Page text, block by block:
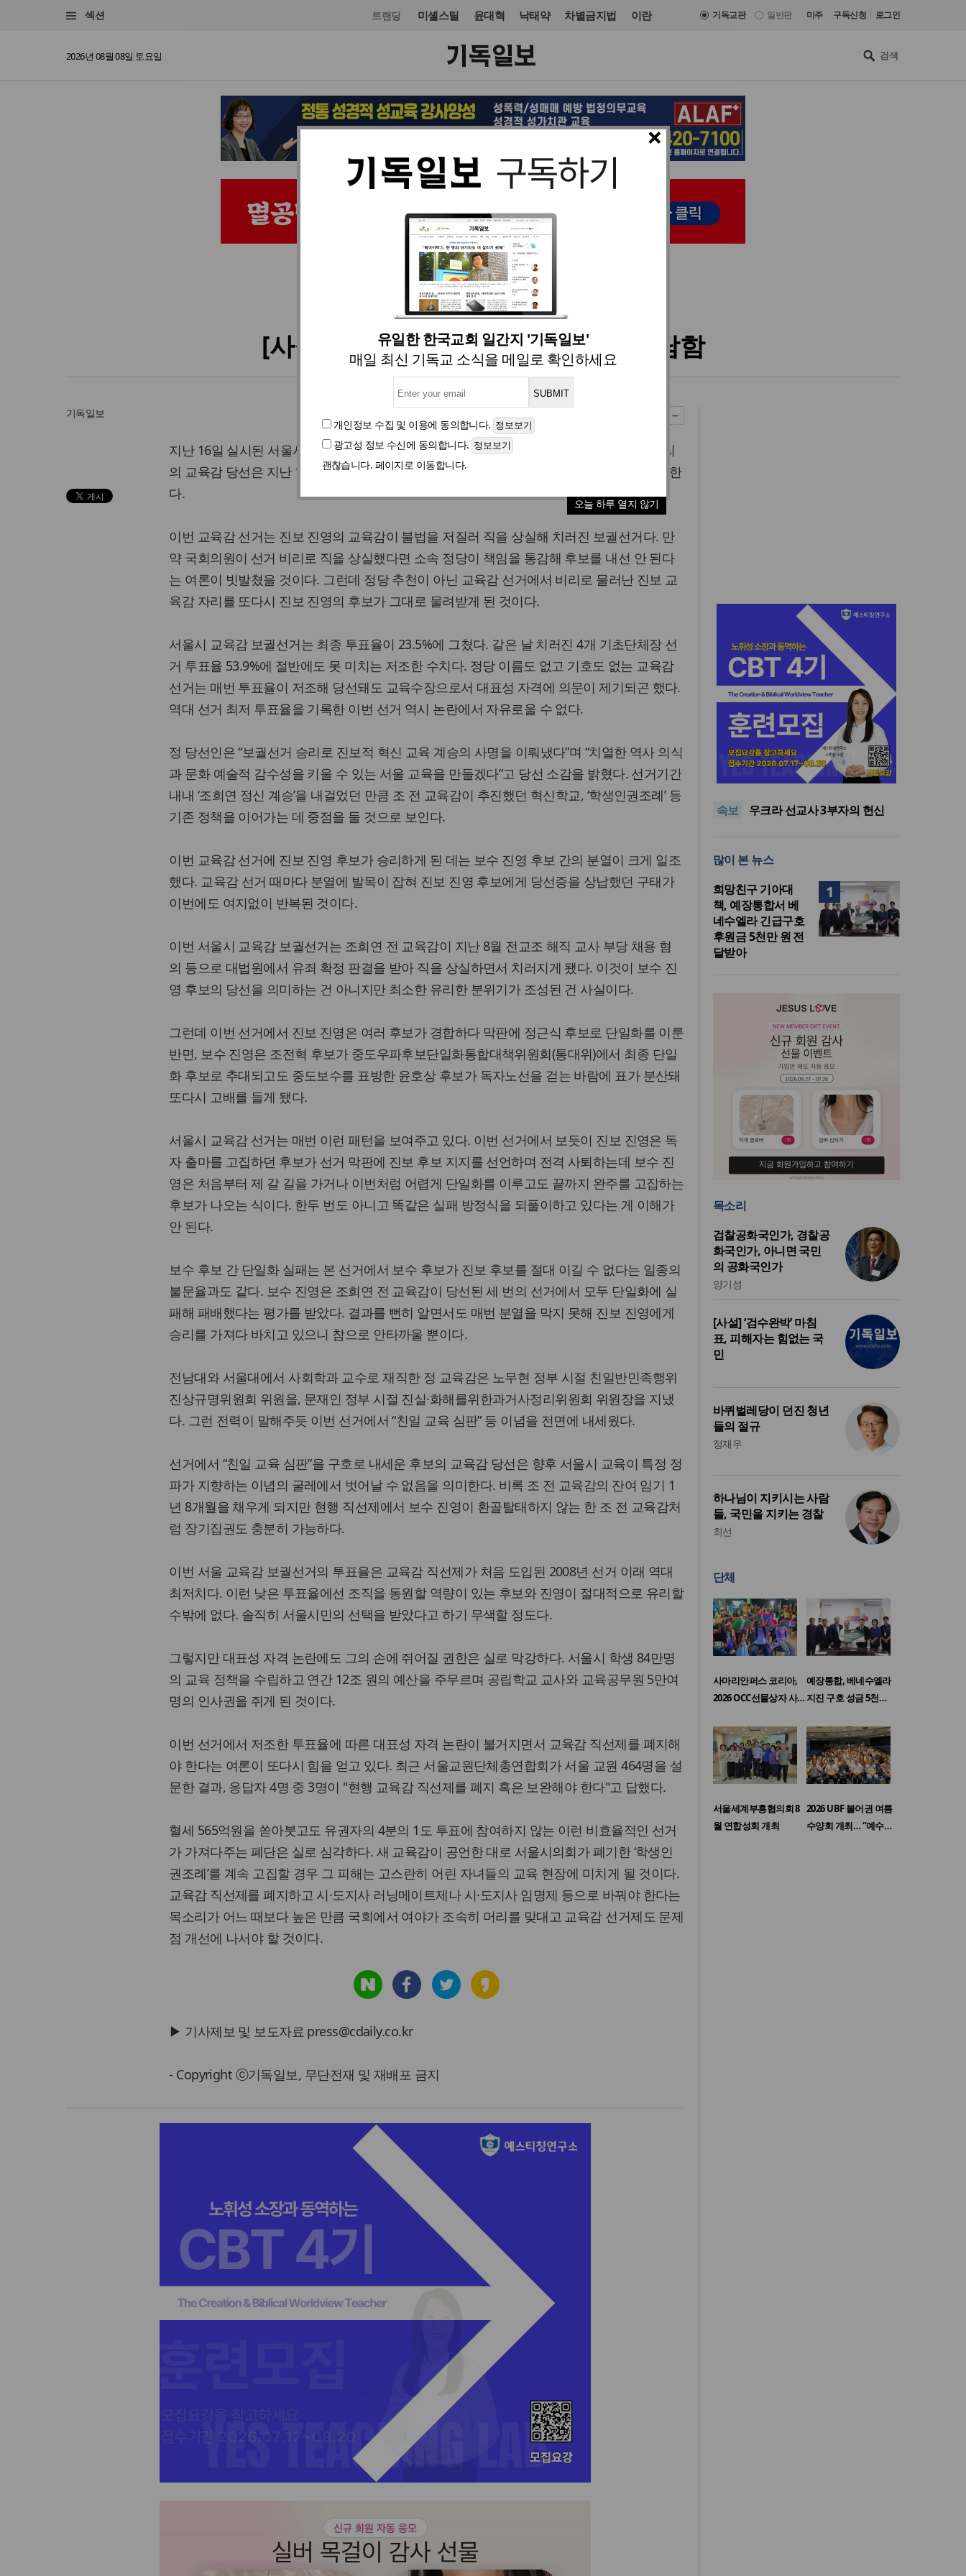
섹션 트랜딩 미셸스틸 윤대혁 낙태약 차별금지법 이란 기독교판 일반판 미주 구독신청 로그인
2026년 08월 08일 토요일
×
유일한 한국교회 일간지 '기독일보'
매일 최신 기독교 소식을 메일로 확인하세요
개인정보 수집 및 이용에 동의합니다.
광고성 정보 수신에 동의합니다.
괜찮습니다. 페이지로 이동합니다.
오늘 하루 열지 않기
오피니언·칼럼 사설 입력 2024. 10. 18 06:59
[사설] 보수 분열이 가져온 결과의 참담함
기독일보
지난 16일 실시된 서울시 교육감 보궐선거에서 진보 단일후보인 정근식 씨가 당선됐다. 정 씨
의 교육감 당선은 지난 10년간 서울시 교육을 주도해 온 진보 색채가 계속 이어지게 된 걸 뜻한
다.
이번 교육감 선거는 진보 진영의 교육감이 불법을 저질러 직을 상실해 치러진 보궐선거다. 만
약 국회의원이 선거 비리로 직을 상실했다면 소속 정당이 책임을 통감해 후보를 내선 안 된다
는 여론이 빗발쳤을 것이다. 그런데 정당 추천이 아닌 교육감 선거에서 비리로 물러난 진보 교
육감 자리를 또다시 진보 진영의 후보가 그대로 물려받게 된 것이다.
서울시 교육감 보궐선거는 최종 투표율이 23.5%에 그쳤다. 같은 날 치러진 4개 기초단체장 선
거 투표율 53.9%에 절반에도 못 미치는 저조한 수치다. 정당 이름도 없고 기호도 없는 교육감
선거는 매번 투표율이 저조해 당선돼도 교육수장으로서 대표성 자격에 의문이 제기되곤 했다.
역대 선거 최저 투표율을 기록한 이번 선거 역시 논란에서 자유로울 수 없다.
정 당선인은 “보궐선거 승리로 진보적 혁신 교육 계승의 사명을 이뤄냈다”며 “치열한 역사 의식
과 문화 예술적 감수성을 키울 수 있는 서울 교육을 만들겠다”고 당선 소감을 밝혔다. 선거기간
내내 ‘조희연 정신 계승’을 내걸었던 만큼 조 전 교육감이 추진했던 혁신학교, ‘학생인권조례’ 등
기존 정책을 이어가는 데 중점을 둘 것으로 보인다.
이번 교육감 선거에 진보 진영 후보가 승리하게 된 데는 보수 진영 후보 간의 분열이 크게 일조
했다. 교육감 선거 때마다 분열에 발목이 잡혀 진보 진영 후보에게 당선증을 상납했던 구태가
이번에도 여지없이 반복된 것이다.
이번 서울시 교육감 보궐선거는 조희연 전 교육감이 지난 8월 전교조 해직 교사 부당 채용 혐
의 등으로 대법원에서 유죄 확정 판결을 받아 직을 상실하면서 치러지게 됐다. 이것이 보수 진
영 후보의 당선을 의미하는 건 아니지만 최소한 유리한 분위기가 조성된 건 사실이다.
그런데 이번 선거에서 진보 진영은 여러 후보가 경합하다 막판에 정근식 후보로 단일화를 이룬
반면, 보수 진영은 조전혁 후보가 중도우파후보단일화통합대책위원회(통대위)에서 최종 단일
화 후보로 추대되고도 중도보수를 표방한 윤호상 후보가 독자노선을 걷는 바람에 표가 분산돼
또다시 고배를 들게 됐다.
서울시 교육감 선거는 매번 이런 패턴을 보여주고 있다. 이번 선거에서 보듯이 진보 진영은 독
자 출마를 고집하던 후보가 선거 막판에 진보 후보 지지를 선언하며 전격 사퇴하는데 보수 진
영은 처음부터 제 갈 길을 가거나 이번처럼 어렵게 단일화를 이루고도 끝까지 완주를 고집하는
후보가 나오는 식이다. 한두 번도 아니고 똑같은 실패 방정식을 되풀이하고 있다는 게 이해가
안 된다.
보수 후보 간 단일화 실패는 본 선거에서 보수 후보가 진보 후보를 절대 이길 수 없다는 일종의
불문율과도 같다. 보수 진영은 조희연 전 교육감이 당선된 세 번의 선거에서 모두 단일화에 실
패해 패배했다는 평가를 받았다. 결과를 뻔히 알면서도 매번 분열을 막지 못해 진보 진영에게
승리를 가져다 바치고 있으니 참으로 안타까울 뿐이다.
전남대와 서울대에서 사회학과 교수로 재직한 정 교육감은 노무현 정부 시절 친일반민족행위
진상규명위원회 위원을, 문재인 정부 시절 진실·화해를위한과거사정리위원회 위원장을 지냈
다. 그런 전력이 말해주듯 이번 선거에서 “친일 교육 심판” 등 이념을 전면에 내세웠다.
선거에서 “친일 교육 심판”을 구호로 내세운 후보의 교육감 당선은 향후 서울시 교육이 특정 정
파가 지향하는 이념의 굴레에서 벗어날 수 없음을 의미한다. 비록 조 전 교육감의 잔여 임기 1
년 8개월을 채우게 되지만 현행 직선제에서 보수 진영이 환골탈태하지 않는 한 조 전 교육감처
럼 장기집권도 충분히 가능하다.
이번 서울 교육감 보궐선거의 투표율은 교육감 직선제가 처음 도입된 2008년 선거 이래 역대
최저치다. 이런 낮은 투표율에선 조직을 동원할 역량이 있는 후보와 진영이 절대적으로 유리할
수밖에 없다. 솔직히 서울시민의 선택을 받았다고 하기 무색할 정도다.
그렇지만 대표성 자격 논란에도 그의 손에 쥐어질 권한은 실로 막강하다. 서울시 학생 84만명
의 교육 정책을 수립하고 연간 12조 원의 예산을 주무르며 공립학교 교사와 교육공무원 5만여
명의 인사권을 쥐게 된 것이다.
이번 선거에서 저조한 투표율에 따른 대표성 자격 논란이 불거지면서 교육감 직선제를 폐지해
야 한다는 여론이 또다시 힘을 얻고 있다. 최근 서울교원단체총연합회가 서울 교원 464명을 설
문한 결과, 응답자 4명 중 3명이 "현행 교육감 직선제를 폐지 혹은 보완해야 한다"고 답했다.
혈세 565억원을 쏟아붓고도 유권자의 4분의 1도 투표에 참여하지 않는 이런 비효율적인 선거
가 가져다주는 폐단은 실로 심각하다. 새 교육감이 공언한 대로 서울시의회가 폐기한 ‘학생인
권조례’를 계속 고집할 경우 그 피해는 고스란히 어린 자녀들의 교육 현장에 미치게 될 것이다.
교육감 직선제를 폐지하고 시·도지사 러닝메이트제나 시·도지사 임명제 등으로 바꿔야 한다는
목소리가 어느 때보다 높은 만큼 국회에서 여야가 조속히 머리를 맞대고 교육감 선거제도 문제
점 개선에 나서야 할 것이다.
▶ 기사제보 및 보도자료 press@cdaily.co.kr
- Copyright ⓒ기독일보, 무단전재 및 재배포 금지
속보
인도 마하라슈트라주 개종 금
지법 시행… 기독교계 강력 반
올리벳대학교, 120만 평 리버사
인… 장기 개발 기반 확보
한인 목회자 석방돼
우크라 선교사 3부자의 헌신
지법 시행… 기독교계 강력 반
올리벳대학교, 120만 평 리버사
이드 대학 캠퍼스 영구 사용 승
인… 장기 개발 기반 확보
많이 본 뉴스
1
희망친구 기아대
책, 예장통합서 베
네수엘라 긴급구호
후원금 5천만 원 전
달받아
목소리
검찰공화국인가, 경찰공
화국인가, 아니면 국민
의 공화국인가
양기성
[사설] ‘검수완박’ 마침
표, 피해자는 힘없는 국
민
바퀴벌레당이 던진 청년
들의 절규
정재우
하나님이 지키시는 사람
들, 국민을 지키는 경찰
최선
단체
사마리안퍼스 코리아,
2026 OCC선물상자 사…
예장통합, 베네수엘라
지진 구호 성금 5천…
서울세계부흥협의회 8
월 연합성회 개최
2026 UBF 불어권 여름
수양회 개최… “예수…